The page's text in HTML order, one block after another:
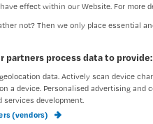
de hand?’ naar ‘Wat is
die ouderen centraal stelt.
Fonds.
effect within our Website. For more
not? Then we only place essential
partners process data to provide:
data. Actively scan device
a device. Personalised advertising
services development.
(vendors)